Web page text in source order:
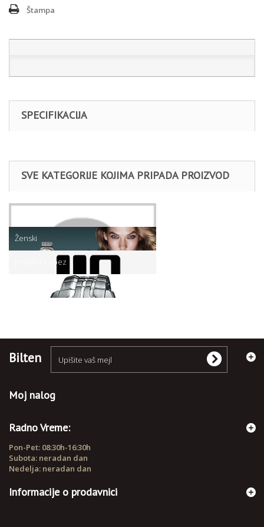
Štampa
SPECIFIKACIJA
SVE KATEGORIJE KOJIMA PRIPADA PROIZVOD
Ženski
Jennifer Lopez
RUČNI SATOVI
Bilten
Moj nalog
Radno Vreme:
Pon-Pet: 08:30h-16:30h
Subota: neradan dan
Nedelja: neradan dan
Informacije o prodavnici